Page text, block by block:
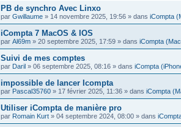
PB de synchro Avec Linxo
par Gwillaume » 14 novembre 2025, 19:56 » dans iCompta
iCompta 7 MacOS & IOS
par Al69m » 20 septembre 2025, 17:59 » dans iCompta
Suivi de mes comptes
par Daril » 06 septembre 2025, 08:16 » dans iCompta
impossible de lancer Icompta
par Pascal35760 » 17 février 2025, 11:36 » dans iCompta
Utiliser iCompta de manière pro
par Romain Kurt » 04 septembre 2024, 08:00 » dans